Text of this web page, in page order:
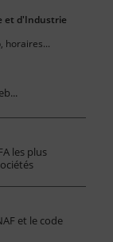
et d'Industrie
horaires...
les plus
et le code